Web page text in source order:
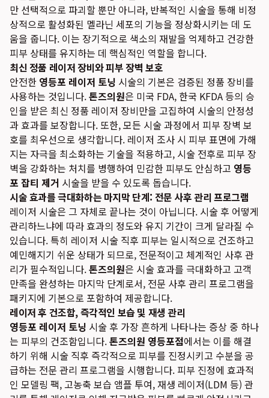
만 선택적으로 파괴할 뿐만 아니라, 반복적인 시술을 통해 비정
상적으로 활성화된 멜라닌 세포의 기능을 정상화시키는 데 도
움을 줍니다. 이는 장기적으로 색소의 재발을 억제하고 건강한
피부 상태를 유지하는 데 핵심적인 역할을 합니다.
최신 정품 레이저 장비와 피부 장벽 보호
안전한 영등포 레이저 토닝 시술의 기본은 검증된 정품 장비를
사용하는 것입니다.톤즈의원은 미국 FDA, 한국 KFDA 등의 승
인을 받은 최신 정품 레이저 장비만을 고집하여 시술의 안정성
과 효과를 보장합니다. 또한, 모든 시술 과정에서 피부 장벽 보
호를 최우선으로 생각합니다. 레이저 조사 시 피부 표면에 가해
지는 자극을 최소화하는 기술을 적용하고, 시술 전후로 피부 장
벽을 강화하는 처치를 병행하여 민감한 피부도 안심하고 영등
포 잡티 제거 시술을 받을 수 있도록 돕습니다.
시술 효과를 극대화하는 마지막 단계: 전문 사후 관리 프로그램
레이저 시술은 그 자체로 끝나는 것이 아닙니다. 시술 후 어떻게
관리하느냐에 따라 효과의 정도와 유지 기간이 크게 달라질 수
있습니다. 특히 레이저 시술 직후 피부는 일시적으로 건조하고
예민해지기 쉬운 상태가 되므로, 전문적이고 체계적인 사후 관
리가 필수적입니다.톤즈의원은 시술 효과를 극대화하고 고객
만족을 완성하는 마지막 단계로서, 전문 사후 관리 프로그램을
패키지에 기본으로 포함하여 제공합니다.
레이저 후 건조함, 즉각적인 보습 및 재생 관리
영등포 레이저 토닝 시술 후 가장 흔하게 나타나는 증상 중 하나
는 피부의 건조함입니다.톤즈의원 영등포점에서는 이를 해결
하기 위해 시술 직후 즉각적으로 피부를 진정시키고 수분을 공
급하는 전문 관리 프로그램을 시행합니다. 피부 진정에 효과적
인 모델링 팩, 고농축 보습 앰플 투여, 재생 레이저(LDM 등) 관